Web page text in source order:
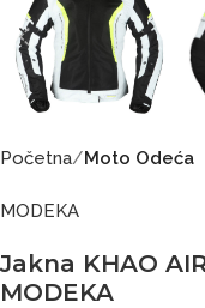
Početna Moto Odeća
MODEKA
Jakna KHAO
MODEKA